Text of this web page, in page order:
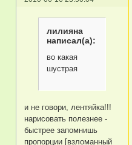
лилияна
написал(а):
во какая
шустрая
и не говори, лентяйка!!!
нарисовать полезнее -
быстрее запомнишь
пропорции [взломанный